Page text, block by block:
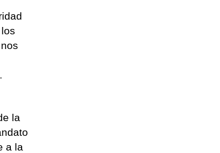
la
a la